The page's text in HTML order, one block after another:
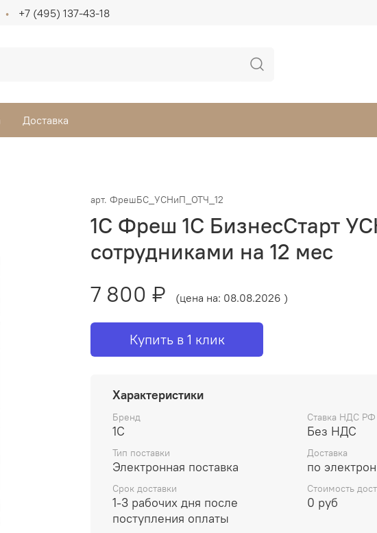
+7 (495) 137-43-18
Доставка
арт. ФрешБС_УСНиП_ОТЧ_12
1С Фреш 1С БизнесСтарт
сотрудниками на 12 мес
7 800 ₽
(цена на: 08.08.2026 )
Купить в 1 клик
Характеристики
Бренд
1С
Ставка НДС РФ
Без НДС
Тип поставки
Электронная поставка
Доставка
по
Срок доставки
1-3 рабочих дня после
поступления оплаты
Стоимость
0 руб